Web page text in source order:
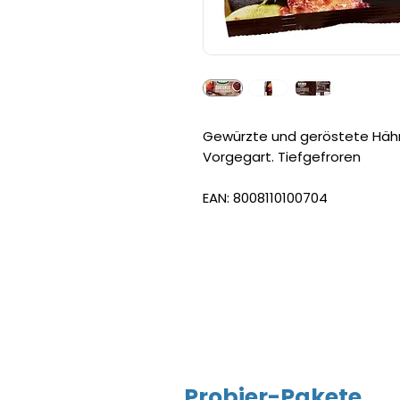
Gewürzte und geröstete
Vorgegart. Tiefgefroren
EAN: 8008110100704